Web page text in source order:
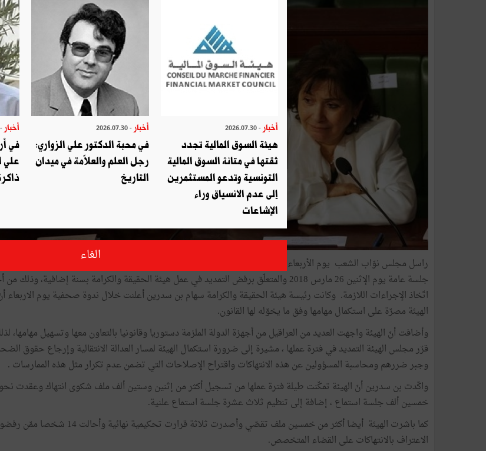
راسل مجلس نوّاب الشعب يوم الأربعاء 28 مارس 2018 رئاسة الحكومة ورئاسة الجمهورية لإعلامهما بقراره المتّخذ خلال
جلسة عامة يوم الإثنين 26 مارس 2018 والمتعلّق برفض التمديد في عمل هيئة الحقيقة والكرامة بسنة إضافية، وذلك
اتّخاذ الإجراءات اللازمة. وكانت رئيسة هيئة الحقيقة والكرامة سهام بن سدرين أعلنت خلال ندوة صحفية يوم الاربعاء
الهيئة مصرّة على استكمال مهامها وفق ما يخوّله لها القانون.
وأضافت أنّ الهيئة واجهت العديد من العراقيل من أجهزة الدولة الملزمة دستوريا وقانونيا بالتعاون معها وتسهيل مهامها،
قرّر مجلس الهيئة التمديد في فترة عملها ، مشيرة إلى ضرورة استكمال الهيئة لمسار العدالة الانتقالية وإرجاع حقوق
وجبر ضررهم ومحاسبة المسؤولين عن هذه الانتهاكات واقتراح الإصلاحات التي تضمن عدم تكرار مثل هذه الممارسات .
واكّدت بن سدرين أنّ الهيئة تمكّنت طيلة فترة عملها من تسجيل أكثر من إثنين وستين ألف ملف شكوى انتهاك وعقدت نحو
خمسين ألف جلسة استماع ، إضافة إلى تنظيم ثلاث عشرة جلسة استماع علنية.
كما باشرت الهيئة أيضا أكثر من خمسين ملف تقصّي وأصدرت ثلاثة قرارت تحكيمية نهائية وأحالت 14 شخصا
الاعتراف بالانتهاكات على القضاء المتخصص.
أخبار - 2026.07.30
هيئة السوق المالية تجدد
ثقتها في متانة السوق المالية
التونسية وتدعو المستثمرين
إلى عدم الانسياق وراء
الإشاعات
أخبار - 2026.07.30
في محبة الدكتور علي الزواري:
رجل العلم والعلاّمة في ميدان
التاريخ
أخبار - 2026.07.29
في
علي
الغاء